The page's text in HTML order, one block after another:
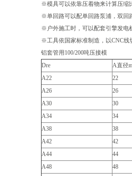
※模具可以依靠压着物来计算压缩
※单回路可以配单回路泵浦，双回
※户外施工时，可以配套引擎发电
※工具依国家标准制造，以CNC线
铝套管用100/200吨压接模
Dre
A直径
A22
22
A26
26
A30
30
A34
34
A38
38
A42
42
A44
44
A48
48